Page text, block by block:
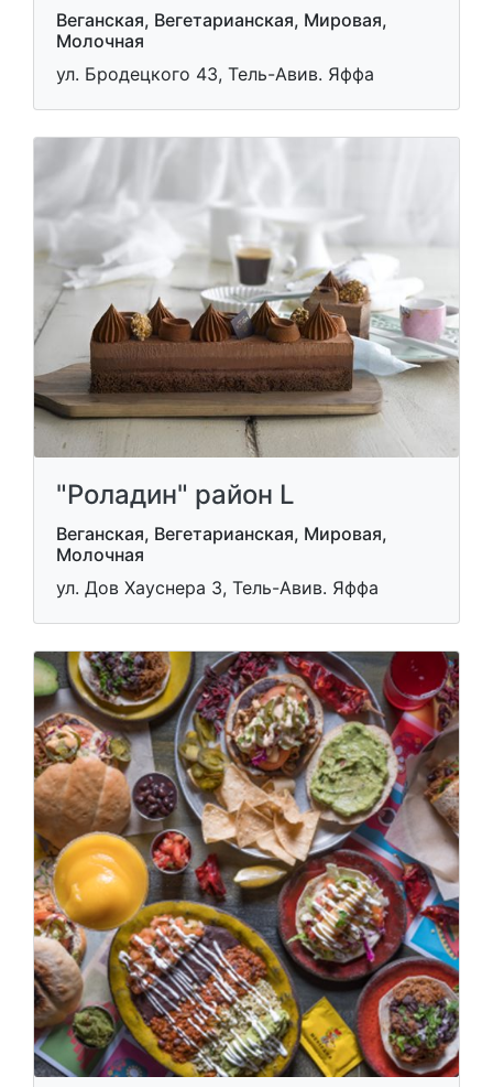
Веганская, Вегетарианская, Мировая,
Молочная
ул. Бродецкого 43, Тель-Авив. Яффа
"Роладин" район L
Веганская, Вегетарианская, Мировая,
Молочная
ул. Дов Хауснера 3, Тель-Авив. Яффа